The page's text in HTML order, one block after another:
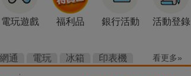
電玩遊戲 福利品 銀行活動 活動登錄
網通 電玩 冰箱 印表機 看更多